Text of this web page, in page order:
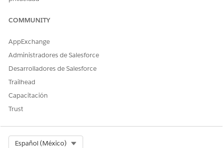
COMMUNITY
AppExchange
Administradores de Salesforce
Desarrolladores de Salesforce
Trailhead
Capacitación
Trust
Español (México)